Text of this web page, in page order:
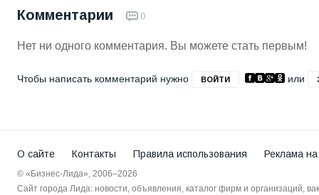
Комментарии 0
Нет ни одного комментария. Вы можете стать первым!
Чтобы написать комментарий нужно ВОЙТИ или
О сайте Контакты Правила использования Реклама
© «Бизнес-Лида», 2006–2026
Сайт города Лида: новости, объявления, каталог фирм и организаций,